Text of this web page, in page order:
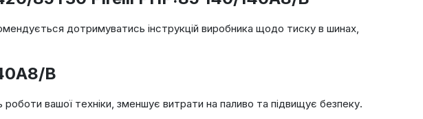
дотримуватись інструкцій виробника щодо тиску в шинах,
B
вашої техніки, зменшує витрати на паливо та підвищує безпеку.